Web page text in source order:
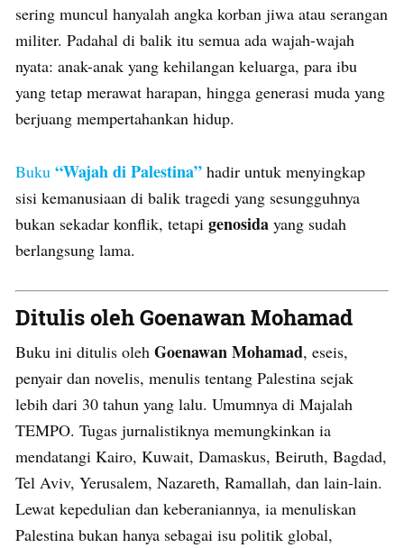
sering muncul hanyalah angka korban jiwa atau serangan
militer. Padahal di balik itu semua ada wajah-wajah
nyata: anak-anak yang kehilangan keluarga, para ibu
yang tetap merawat harapan, hingga generasi muda yang
berjuang mempertahankan hidup.
Buku “Wajah di Palestina” hadir untuk menyingkap
sisi kemanusiaan di balik tragedi yang sesungguhnya
bukan sekadar konflik, tetapi genosida yang sudah
berlangsung lama.
Ditulis oleh Goenawan Mohamad
Buku ini ditulis oleh Goenawan Mohamad, eseis,
penyair dan novelis, menulis tentang Palestina sejak
lebih dari 30 tahun yang lalu. Umumnya di Majalah
TEMPO. Tugas jurnalistiknya memungkinkan ia
mendatangi Kairo, Kuwait, Damaskus, Beiruth, Bagdad,
Tel Aviv, Yerusalem, Nazareth, Ramallah, dan lain-lain.
Lewat kepedulian dan keberaniannya, ia menuliskan
Palestina bukan hanya sebagai isu politik global,